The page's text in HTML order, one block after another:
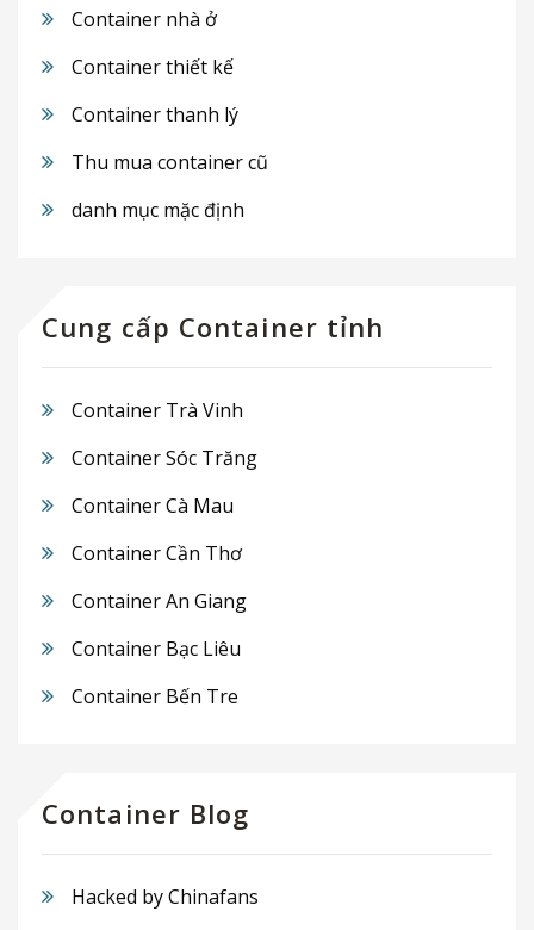
Container nhà ở
Container thiết kế
Container thanh lý
Thu mua container cũ
danh mục mặc định
Cung cấp Container tỉnh
Container Trà Vinh
Container Sóc Trăng
Container Cà Mau
Container Cần Thơ
Container An Giang
Container Bạc Liêu
Container Bến Tre
Container Blog
Hacked by Chinafans